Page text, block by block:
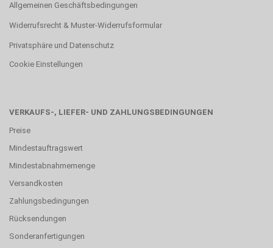
Allgemeinen Geschäftsbedingungen
Widerrufsrecht & Muster-Widerrufsformular
Privatsphäre und Datenschutz
Cookie Einstellungen
VERKAUFS-, LIEFER- UND ZAHLUNGSBEDINGUNGEN
Preise
Mindestauftragswert
Mindestabnahmemenge
Versandkosten
Zahlungsbedingungen
Rücksendungen
Sonderanfertigungen